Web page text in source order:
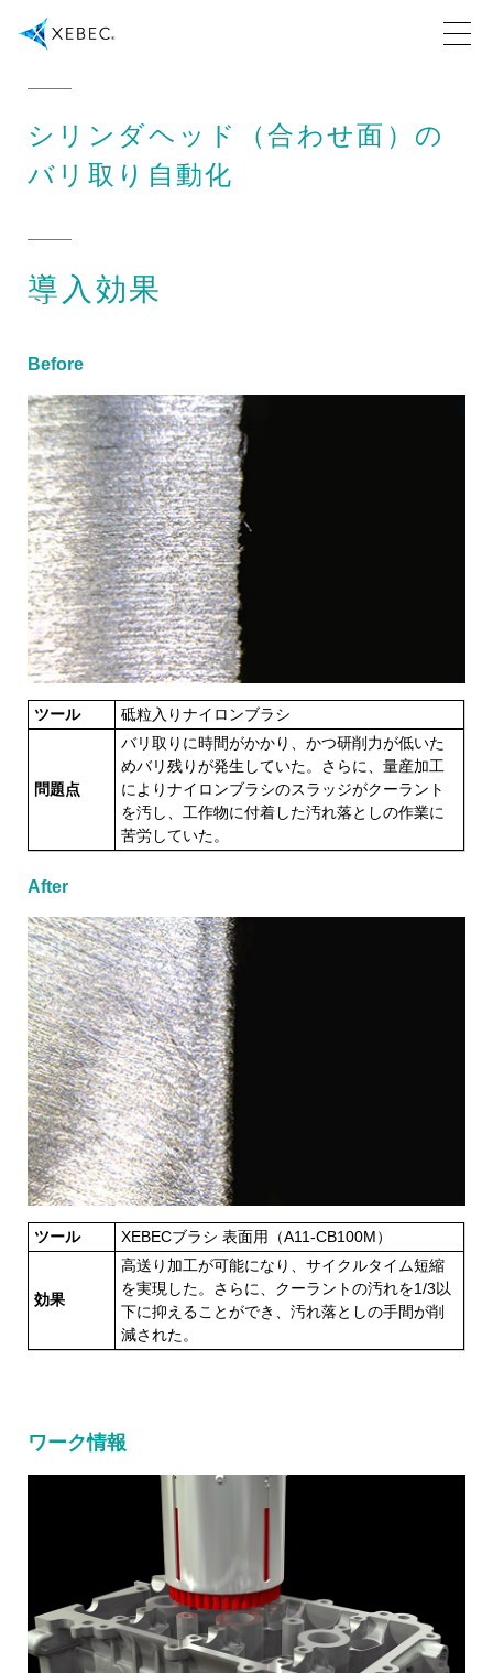
シリンダヘッド（合わせ面）の
バリ取り自動化
導入効果
Before
ツール 砥粒入りナイロンブラシ
問題点
バリ取りに時間がかかり、かつ研削力が低いた
めバリ残りが発生していた。さらに、量産加工
によりナイロンブラシのスラッジがクーラント
を汚し、工作物に付着した汚れ落としの作業に
苦労していた。
After
ツール XEBECブラシ 表面用（A11-CB100M）
効果
高送り加工が可能になり、サイクルタイム短縮
を実現した。さらに、クーラントの汚れを1/3以
下に抑えることができ、汚れ落としの手間が削
減された。
ワーク情報